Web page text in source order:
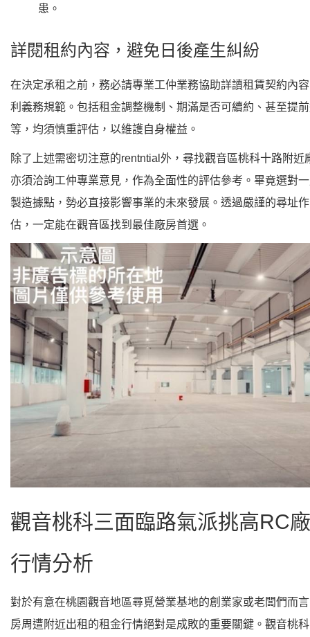
患。
詳閱租約內容，避免日後產生糾紛
在決定承租之前，務必請專業工仲業務協助詳讀租賃契約內
利義務規範。包括租金調整機制、期滿是否可續約、甚至提
等，均須慎重評估，以維護自身權益。
除了上述需密切注意的rentntial外，尋找觀音區桃科十路附近
亦須洽詢工仲專業意見，作為全面性的評估參考。畢竟選對
製造據點，勢必直接影響事業的未來發展。透過嚴謹的尋址
估，一定能在觀音區找到最佳廠房首選。
觀音桃科三面臨路氣派挑高RC
行情分析
對於有意在桃園觀音地區尋覓營業基地的創業家或老闆們而
房周遭附近出租的租金行情絕對是成敗的重要關鍵。觀音桃